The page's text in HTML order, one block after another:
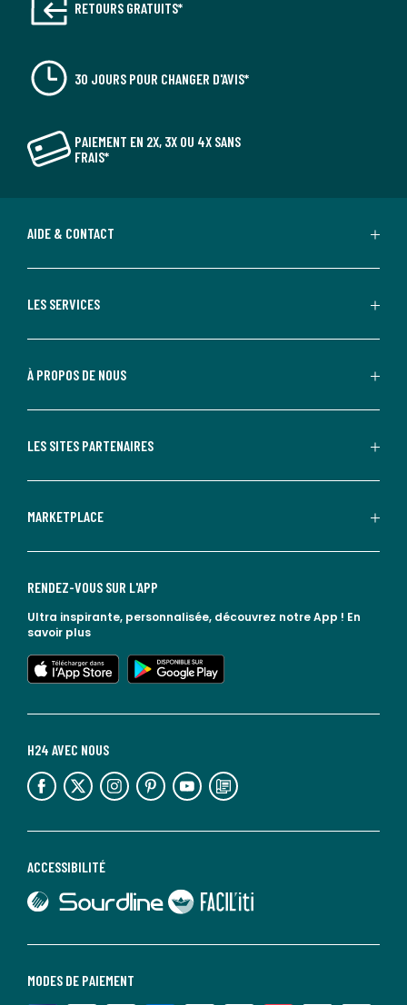
RETOURS GRATUITS*
30 JOURS POUR CHANGER D'AVIS*
PAIEMENT EN 2X, 3X OU 4X SANS
FRAIS*
AIDE & CONTACT
LES SERVICES
À PROPOS DE NOUS
LES SITES PARTENAIRES
MARKETPLACE
MODES DE PAIEMENT
ACCESSIBILITÉ
lien vers Faciliti
H24 AVEC NOUS
lien vers l'espace réseaux sociaux lien vers l'espace réseaux sociaux lien vers l'espace réseaux sociaux lien vers l'espace réseaux sociaux lien vers l'espace réseaux sociaux lien vers le blog la redoute
RENDEZ-VOUS SUR L'APP
Ultra inspirante, personnalisée, découvrez notre App ! En
savoir plus
lien vers l'app store
lien vers google play